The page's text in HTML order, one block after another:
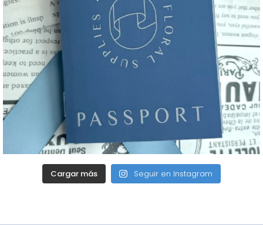
Cargar más Seguir en Instagram